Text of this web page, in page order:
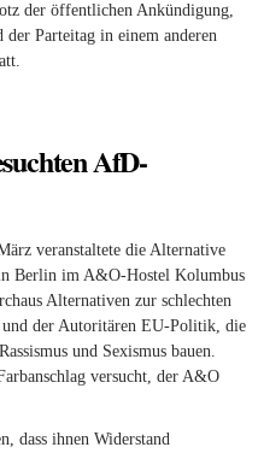
der öffentlichen Ankündigung,
Parteitag in einem anderen
AfD-
veranstaltete die Alternative
Berlin im A&O-Hostel Kolumbus
Alternativen zur schlechten
und der Autoritären EU-Politik, die
und Sexismus bauen.
versucht, der A&O
dass ihnen Widerstand